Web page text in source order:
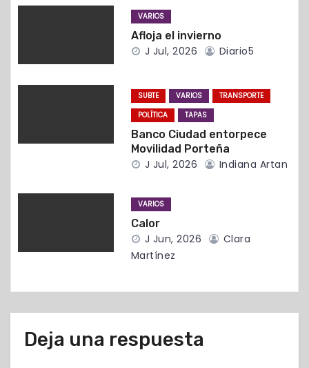
e
a
a
VARIOS
Afloja el invierno
J Jul, 2026 Diario5
SUBTE VARIOS
TRANSPORTE
POLÍTICA
TAPAS
Banco Ciudad entorpece
Movilidad Porteña
J Jul, 2026 Indiana Artan
VARIOS
Calor
J Jun, 2026
Clara
Martínez
Deja una respuesta